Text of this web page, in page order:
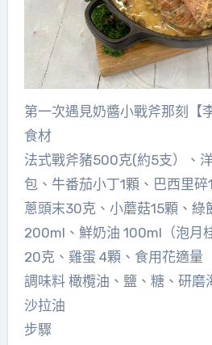
第一次遇見奶醬小戰斧那刻【
食材
法式戰斧豬500克(約5支）、
包、牛番茄小丁1顆、巴西里
蔥頭末30克、小蘑菇15顆、綠
200ml、鮮奶油 100ml（泡月
20克、雞蛋 4顆、食用花適量
調味料 橄欖油、鹽、糖、研磨
沙拉油
步驟